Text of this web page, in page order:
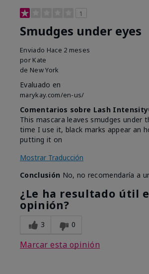
1
Smudges under eyes
Enviado Hace 2 meses
por Kate
de New York
Evaluado en
marykay.com/en-us/
Comentarios sobre Lash
This mascara leaves smudges under
time I use it, black marks appear an
putting it on
Mostrar Traducción
Conclusión No, no recomendaría a
¿Le ha resultado útil
opinión?
3 0
Marcar esta opinión